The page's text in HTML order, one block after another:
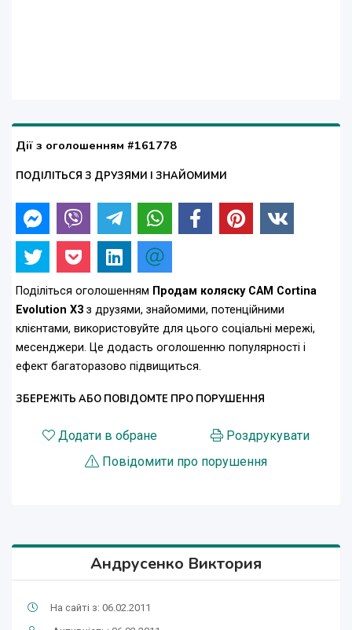
Дії з оголошенням #161778
ПОДІЛІТЬСЯ З ДРУЗЯМИ І ЗНАЙОМИМИ
Поділіться оголошенням Продам коляску CAM Cortina
Evolution X3 з друзями, знайомими, потенційними
клієнтами, використовуйте для цього соціальні мережі,
месенджери. Це додасть оголошенню популярності і
ефект багаторазово підвищиться.
ЗБЕРЕЖІТЬ АБО ПОВІДОМТЕ ПРО ПОРУШЕННЯ
Додати в обране
Роздрукувати
Повідомити про порушення
Андрусенко Виктория
На сайті з: 06.02.2011